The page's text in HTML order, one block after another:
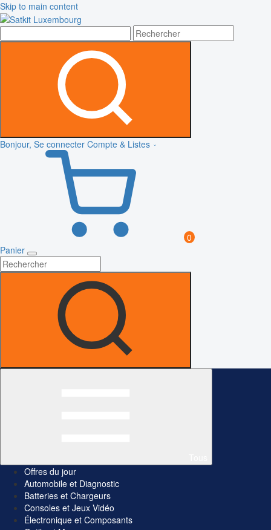
Skip to main content
Bonjour, Se connecter Compte & Listes
0
Panier
Offres du jour
Automobile et Diagnostic
Batteries et Chargeurs
Consoles et Jeux Vidéo
Électronique et Composants